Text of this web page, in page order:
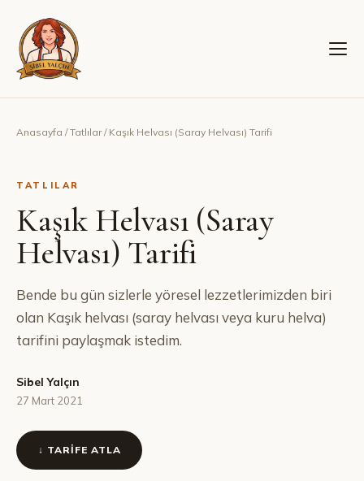
Anasayfa /Tatlılar/ Kaşık Helvası (Saray Helvası) Tarifi
TATLILAR
Kaşık Helvası (Saray
Helvası) Tarifi
Bende bu gün sizlerle yöresel lezzetlerimizden biri
olan Kaşık helvası (saray helvası veya kuru helva)
tarifini paylaşmak istedim.
Sibel Yalçın
27 Mart 2021
↓ TARIFE ATLA